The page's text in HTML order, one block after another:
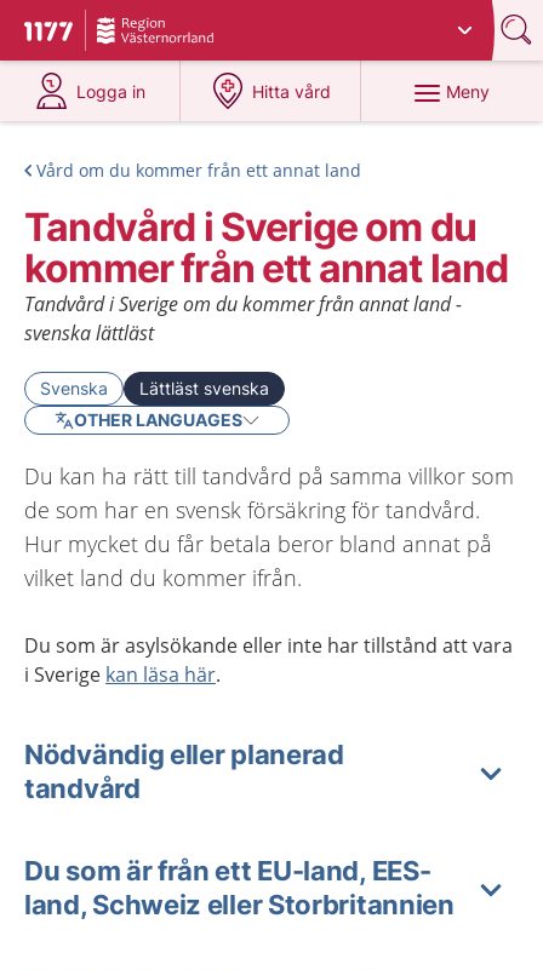
Till startsidan för 1177
Du har valt region
Logga in
på 1177.se
Hitta vård
på 1177.se
Meny
Vård om du kommer från ett annat land
Tandvård i Sverige om du
kommer från ett annat land
Tandvård i Sverige om du kommer från annat land -
svenska lättläst
Svenska
Lättläst svenska
OTHER LANGUAGES
Du kan ha rätt till tandvård på samma villkor som
de som har en svensk försäkring för tandvård.
Hur mycket du får betala beror bland annat på
vilket land du kommer ifrån.
Du som är asylsökande eller inte har tillstånd att vara
i Sverige kan läsa här.
Nödvändig eller planerad
tandvård
Du som är från ett EU-land, EES-
land, Schweiz eller Storbritannien